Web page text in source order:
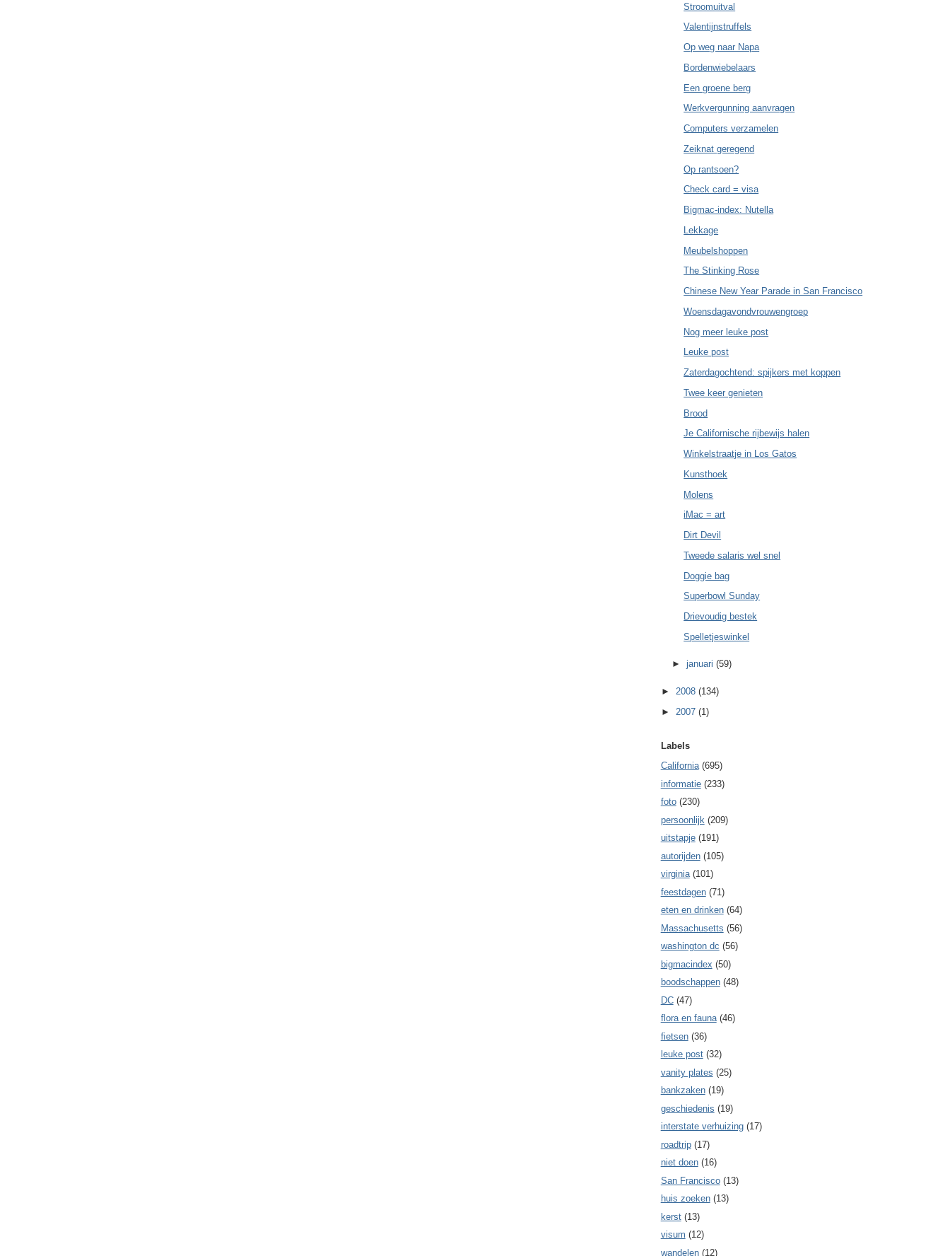
Stroomuitval
Valentijnstruffels
Op weg naar Napa
Bordenwiebelaars
Een groene berg
Werkvergunning aanvragen
Computers verzamelen
Zeiknat geregend
Op rantsoen?
Check card = visa
Bigmac-index: Nutella
Lekkage
Meubelshoppen
The Stinking Rose
Chinese New Year Parade in San Francisco
Woensdagavondvrouwengroep
Nog meer leuke post
Leuke post
Zaterdagochtend: spijkers met koppen
Twee keer genieten
Brood
Je Californische rijbewijs halen
Winkelstraatje in Los Gatos
Kunsthoek
Molens
iMac = art
Dirt Devil
Tweede salaris wel snel
Doggie bag
Superbowl Sunday
Drievoudig bestek
Spelletjeswinkel
►januari(59)
► 2008 (134)
► 2007 (1)
Labels
California (695)
informatie (233)
foto (230)
persoonlijk (209)
uitstapje (191)
autorijden (105)
virginia (101)
feestdagen (71)
eten en drinken (64)
Massachusetts (56)
washington dc (56)
bigmacindex (50)
boodschappen (48)
DC (47)
flora en fauna (46)
fietsen (36)
leuke post (32)
vanity plates (25)
bankzaken (19)
geschiedenis (19)
interstate verhuizing (17)
roadtrip (17)
niet doen (16)
San Francisco (13)
huis zoeken (13)
kerst (13)
visum (12)
wandelen (12)